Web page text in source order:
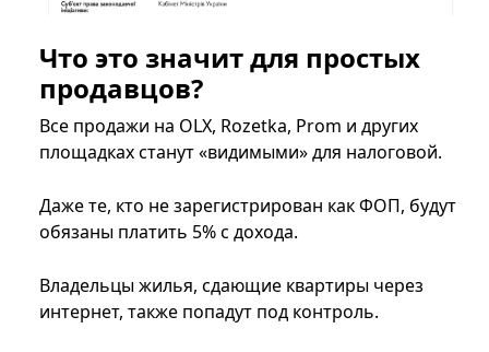
Что это значит для простых
продавцов?
Все продажи на OLX, Rozetka, Prom и других
площадках станут «видимыми» для налоговой.
Даже те, кто не зарегистрирован как ФОП, будут
обязаны платить 5% с дохода.
Владельцы жилья, сдающие квартиры через
интернет, также попадут под контроль.